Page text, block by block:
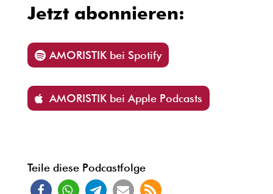
Jetzt abonnieren:
AMORISTIK bei Spotify
AMORISTIK bei Apple Podcasts
Teile diese Podcastfolge